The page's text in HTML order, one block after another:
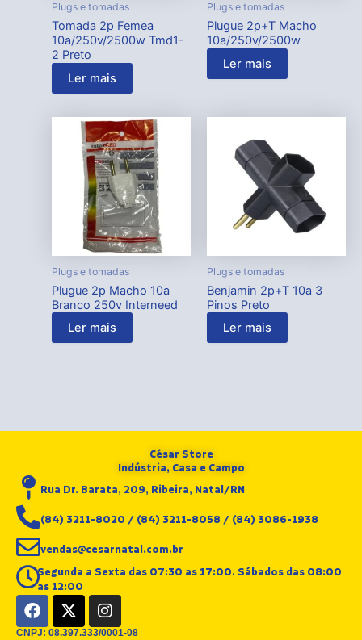
Plugs e tomadas
Tomada 2p Femea
10a/250v/2500w Tmd1-
2 Preto
Ler mais
Plugs e tomadas
Plugue 2p+T Macho
10a/250v/2500w
Ler mais
Plugs e tomadas
Plugue 2p Macho 10a
Branco 250v Interneed
Ler mais
Plugs e tomadas
Benjamin 2p+T 10a 3
Pinos Preto
Ler mais
César Store
Indústria, Casa e Campo
Rua Dr. Barata, 209, Ribeira, Natal/RN
(84) 3211-8020 / (84) 3211-8058 / (84) 3086-1938
vendas@cesarnatal.com.br
Segunda a Sexta das 07:30 as 17:00. Sábados das 08:00
as 12:00
F
a
c
X
-
t
I
n
s
CNPJ: 08.397.333/0001-08